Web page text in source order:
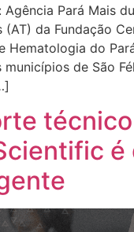
Agência Pará Mais
(AT) da Fundação
Hematologia do
municípios de São
é